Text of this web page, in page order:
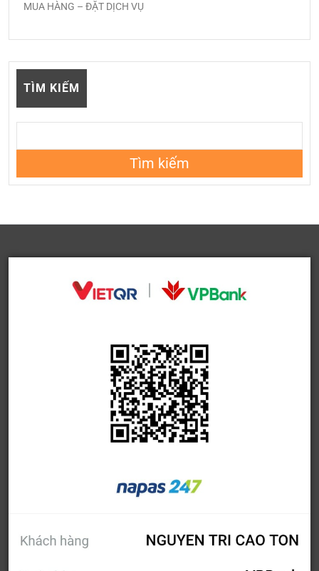
MUA HÀNG – ĐẶT DỊCH VỤ
TÌM KIẾM
Tìm kiếm